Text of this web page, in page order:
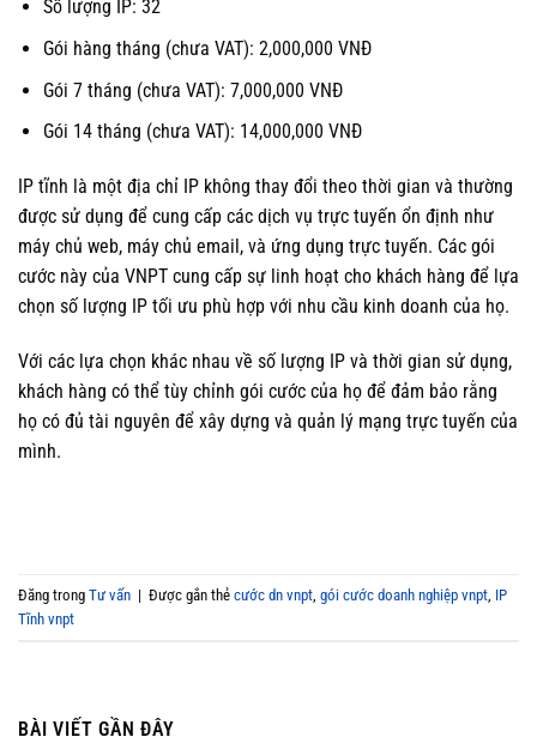
Số lượng IP: 32
Gói hàng tháng (chưa VAT): 2,000,000 VNĐ
Gói 7 tháng (chưa VAT): 7,000,000 VNĐ
Gói 14 tháng (chưa VAT): 14,000,000 VNĐ
IP tĩnh là một địa chỉ IP không thay đổi theo thời gian và thường
được sử dụng để cung cấp các dịch vụ trực tuyến ổn định như
máy chủ web, máy chủ email, và ứng dụng trực tuyến. Các gói
cước này của VNPT cung cấp sự linh hoạt cho khách hàng để lựa
chọn số lượng IP tối ưu phù hợp với nhu cầu kinh doanh của họ.
Với các lựa chọn khác nhau về số lượng IP và thời gian sử dụng,
khách hàng có thể tùy chỉnh gói cước của họ để đảm bảo rằng
họ có đủ tài nguyên để xây dựng và quản lý mạng trực tuyến của
mình.
Đăng trong Tư vấn | Được gắn thẻ cước dn vnpt gói cước doanh nghiệp vnpt IP
Tĩnh vnpt
BÀI VIẾT GẦN ĐÂY